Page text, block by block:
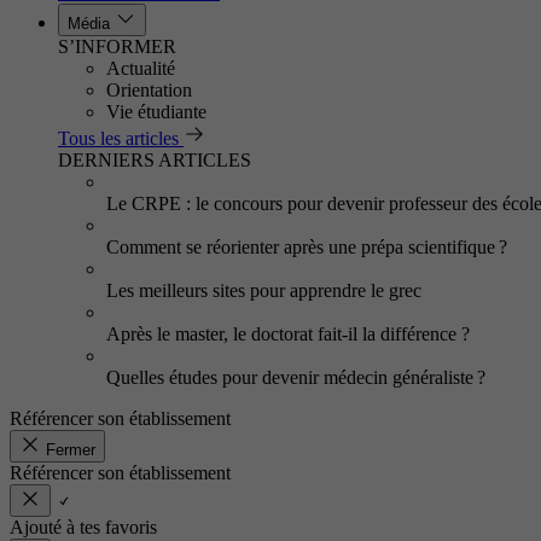
Média
S’INFORMER
Actualité
Orientation
Vie étudiante
Tous les articles
DERNIERS ARTICLES
Le CRPE : le concours pour devenir professeur des
Comment se réorienter après une prépa scientifique ?
Les meilleurs sites pour apprendre le grec
Après le master, le doctorat fait-il la différence ?
Quelles études pour devenir médecin généraliste ?
Référencer son établissement
Fermer
Référencer son établissement
Ajouté à tes favoris